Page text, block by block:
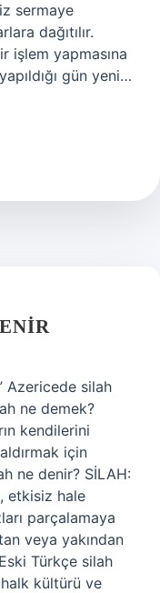
sermaye
dağıtılır.
işlem yapmasına
gün yeni…
Azericede silah
ne demek?
kendilerini
için
ne denir? SİLAH:
etkisiz hale
parçalamaya
veya yakından
Türkçe silah
kültürü ve